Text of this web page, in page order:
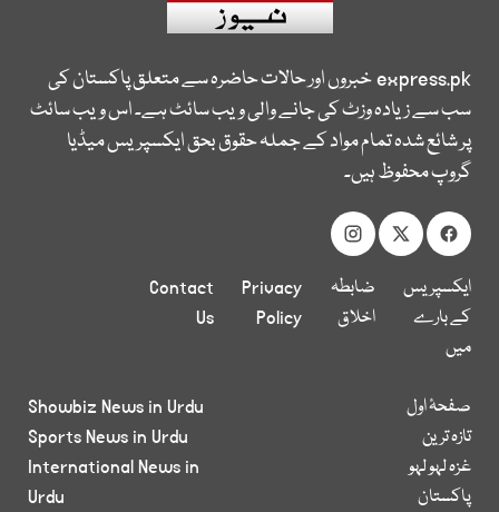
express.pkخبروں اور حالات حاضرہ سے متعلق پاکستان کی
سب سے زیادہ وزٹ کی جانے والی ویب سائٹ ہے۔ اس ویب سائٹ
پر شائع شدہ تمام مواد کے جملہ حقوق بحق ایکسپریس میڈیا
گروپ محفوظ ہیں۔
ایکسپریس
کے بارے
میں
ضابطہ
اخلاق
Privacy
Policy
Contact
Us
صفحۂ اول
تازہ ترین
غزہ لہو لہو
پاکستان
Showbiz News in Urdu
Sports News in Urdu
International News in
Urdu